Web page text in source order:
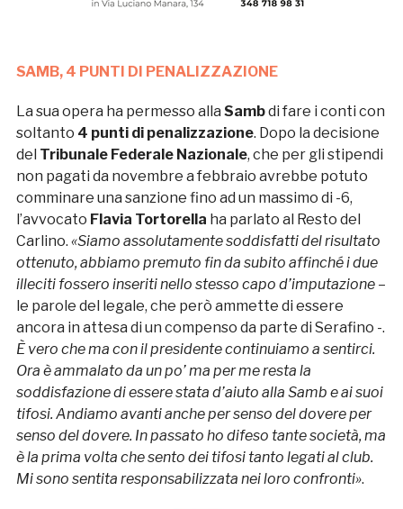
SAMB, 4 PUNTI DI PENALIZZAZIONE
La sua opera ha permesso alla Sambdi fare i conti con
soltanto 4 punti di penalizzazione. Dopo la decisione
del Tribunale Federale Nazionale, che per gli stipendi
non pagati da novembre a febbraio avrebbe potuto
comminare una sanzione fino ad un massimo di -6,
l’avvocato Flavia Tortorella ha parlato al Resto del
Carlino. «Siamo assolutamente soddisfatti del risultato
ottenuto, abbiamo premuto fin da subito affinché i due
illeciti fossero inseriti nello stesso capo d’imputazione–
le parole del legale, che però ammette di essere
ancora in attesa di un compenso da parte di Serafino -.
È vero che ma con il presidente continuiamo a sentirci.
Ora è ammalato da un po’ ma per me resta la
soddisfazione di essere stata d’aiuto alla Samb e ai suoi
tifosi. Andiamo avanti anche per senso del dovere per
senso del dovere. In passato ho difeso tante società, ma
è la prima volta che sento dei tifosi tanto legati al club.
Mi sono sentita responsabilizzata nei loro confronti».